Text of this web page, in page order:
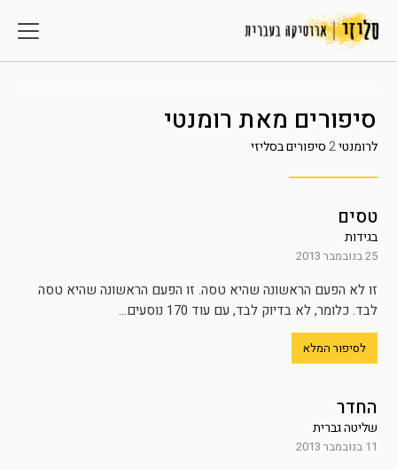
סיפורים מאת רומנטי
לרומנטי2סיפורים בסליזי
טסים
בגידות
25 בנובמבר 2013
זו לא הפעם הראשונה שהיא טסה. זו הפעם הראשונה שהיא טסה
לבד. כלומר, לא בדיוק לבד, עם עוד 170 נוסעים...
לסיפור המלא
החדר
שליטה גברית
11 בנובמבר 2013